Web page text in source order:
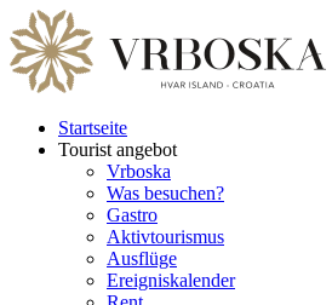
Startseite
Tourist angebot
Vrboska
Was besuchen?
Gastro
Aktivtourismus
Ausflüge
Ereigniskalender